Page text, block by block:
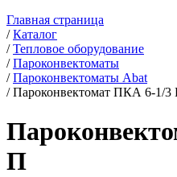
Главная страница
/Каталог
/Тепловое оборудование
/Пароконвектоматы
/Пароконвектоматы Abat
/Пароконвектомат ПКА 6-1/3
П